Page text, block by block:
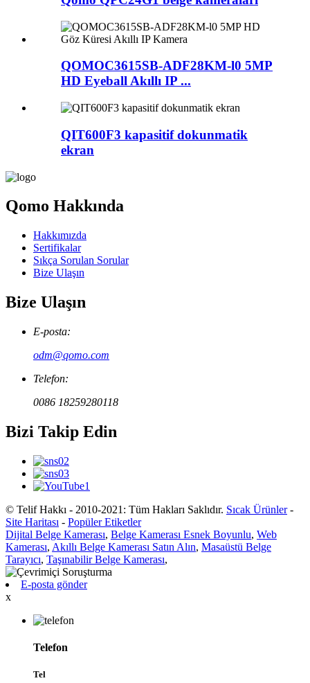
QOMOC3615SB-ADF28KM-l0 5MP
HD Eyeball Akıllı IP ...
QIT600F3 kapasitif dokunmatik
ekran
Qomo Hakkında
Hakkımızda
Sertifikalar
Sıkça Sorulan Sorular
Bize Ulaşın
Bize Ulaşın
E-posta:
odm@qomo.com
Telefon:
0086 18259280118
Bizi Takip Edin
© Telif Hakkı - 2010-2021: Tüm Hakları Saklıdır. Sıcak Ürünler-
Site Haritası - Popüler Etiketler
Dijital Belge Kamerası, Belge Kamerası Esnek Boyunlu, Web
Kamerası, Akıllı Belge Kamerası Satın Alın, Masaüstü Belge
Tarayıcı, Taşınabilir Belge Kamerası,
E-posta gönder
x
Telefon
Tel